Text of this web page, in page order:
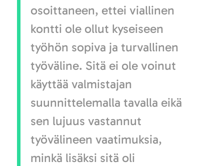
osoittaneen, ettei viallinen
kontti ole ollut kyseiseen
työhön sopiva ja turvallinen
työväline. Sitä ei ole voinut
käyttää valmistajan
suunnittelemalla tavalla eikä
sen lujuus vastannut
työvälineen vaatimuksia,
minkä lisäksi sitä oli